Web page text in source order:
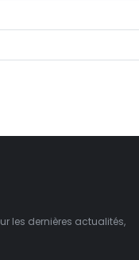
les dernières actualités,